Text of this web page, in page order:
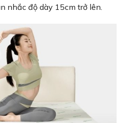
nhắc độ dày 15cm trở lên.